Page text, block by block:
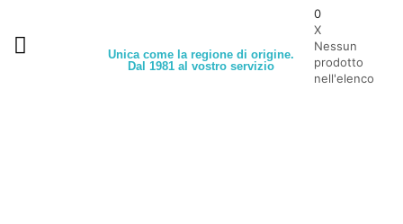
Unica come la regione di origine.
Dal 1981 al vostro servizio
0
X
Nessun
prodotto
nell'elenco